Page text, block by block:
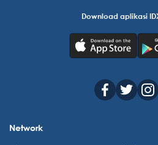
Download aplikasi
Network